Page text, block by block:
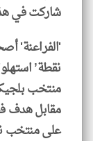
شاركت في هذ
منتخب
مقابل هدف